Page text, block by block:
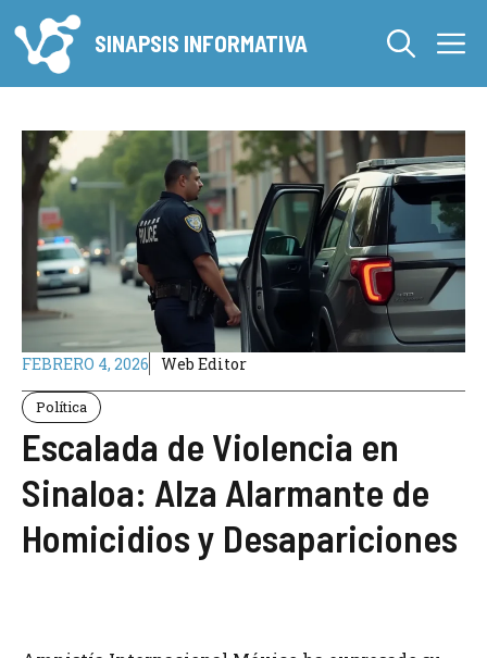
al
contenido
SINAPSIS INFORMATIVA
FEBRERO 4, 2026 Web Editor
Política
Escalada de Violencia en
Sinaloa: Alza Alarmante de
Homicidios y Desapariciones